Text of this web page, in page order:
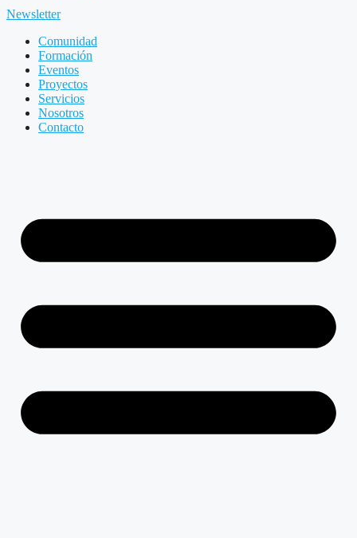
Newsletter
Comunidad
Formación
Eventos
Proyectos
Servicios
Nosotros
Contacto